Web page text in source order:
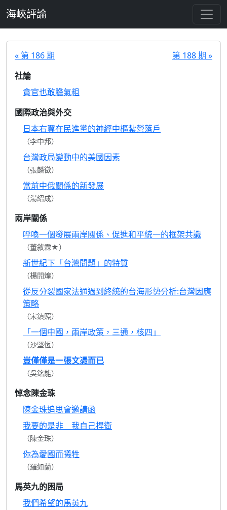
海峽評論
« 第 186 期
第 188 期 »
社論
貪官也敢膽氣粗
國際政治與外交
日本右翼在民進黨的神經中樞紮營落戶
（李中邦）
台灣政局變動中的美國因素
（張麟徵）
當前中俄關係的新發展
（湯紹成）
兩岸關係
呼喚一個發展兩岸關係、促進和平統一的框架共識
（董敘霖★）
新世紀下「台灣問題」的特質
（楊開煌）
從反分裂國家法通過到終統的台海形勢分析:台灣因應
策略
（宋鎮照）
「一個中國，兩岸政策，三通，核四」
（沙堅恆）
豈僅僅是一張文憑而已
（吳銘能）
悼念陳金珠
陳金珠追思會邀請函
我要的是非 我自己捍衛
（陳金珠）
你為愛國而犧牲
（羅如蘭）
馬英九的困局
我們希望的馬英九